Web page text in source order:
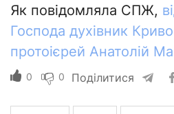
Як повідомляла СПЖ,
Господа духівник
протоієрей Анатолій
0 0 Поділитися